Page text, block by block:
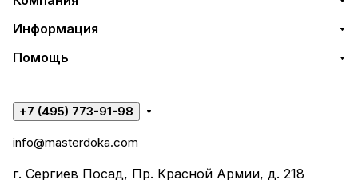
Информация
Помощь
+7 (495) 773-91-98
info@masterdoka.com
г. Сергиев Посад, Пр. Красной Армии, д. 218